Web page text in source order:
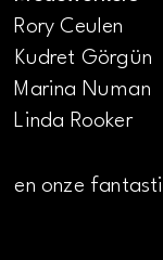
Rory Ceulen
Kudret Görgün
Marina Numan
Linda Rooker
en onze